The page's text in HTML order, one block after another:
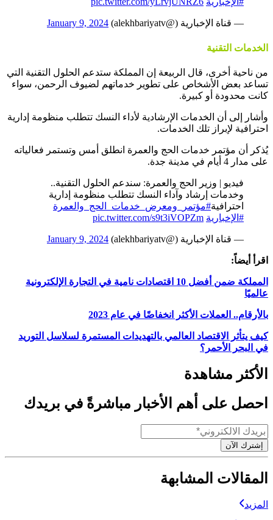
— قناة الإخبارية (@alekhbariyatv) January 9, 2024
الخدمات التقنية
من ناحية أخرى، قال الربيعة إن المملكة ستدعم الحلول التقنية التي
تساعد بعض الأشخاص على تطوير خدماتهم لضيوف الرحمن، سواء
كانت محدودة أو كبيرة.
وأشار إلى أن الخدمات الإرشادية لأداء النسك تتطلب منظومة إدارية
احترافية لإبراز تلك الخدمات.
يُذكر أن مؤتمر خدمات الحج والعمرة انطلق أمس وتستمر فعالياته
على مدار 4 أيام في مدينة جدة.
فيديو | وزير الحج والعمرة: سندعم الحلول التقنية..
وخدمات إرشاد وآداء النسك تتطلب منظومة إدارية
احترافية#مؤتمر_ومعرض_خدمات_الحج_والعمرة
#الإخبارية pic.twitter.com/s9t3iVOPZm
— قناة الإخبارية (@alekhbariyatv) January 9, 2024
اقرأ أيضاً:
المملكة ضمن أفضل 10 اقتصادات نامية في التجارة الإلكترونية
عالميًا
بالأرقام.. العملات الأكثر انخفاضًا في عام 2023
كيف يتأثر الاقتصاد العالمي بالتهديدات المستمرة لسلاسل التوريد
في البحر الأحمر؟
الأكثر مشاهدة
احصل على أهم الأخبار مباشرةً في بريدك
إشترك الآن
المقالات المشابهة
المزيد